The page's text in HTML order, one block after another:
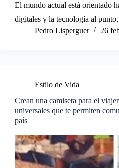
El mundo actual está orientado
digitales y la tecnología al
Pedro Lisperguer
26
Estilo de Vida
Crean una camiseta para el
universales que te permiten
país